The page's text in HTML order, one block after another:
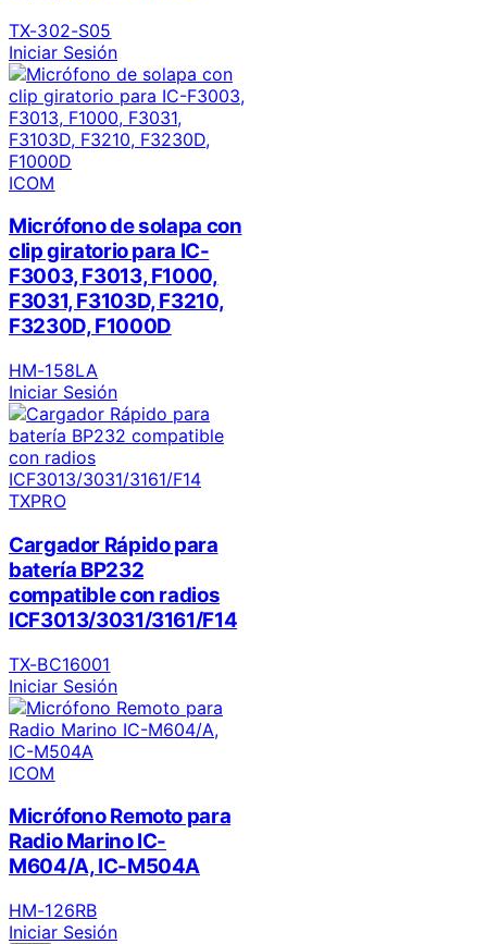
TX-302-S05
Iniciar Sesión
ICOM
Micrófono de solapa con
clip giratorio para IC-
F3003, F3013, F1000,
F3031, F3103D, F3210,
F3230D, F1000D
HM-158LA
Iniciar Sesión
TXPRO
Cargador Rápido para
batería BP232
compatible con radios
ICF3013/3031/3161/F14
TX-BC16001
Iniciar Sesión
ICOM
Micrófono Remoto para
Radio Marino IC-
M604/A, IC-M504A
HM-126RB
Iniciar Sesión